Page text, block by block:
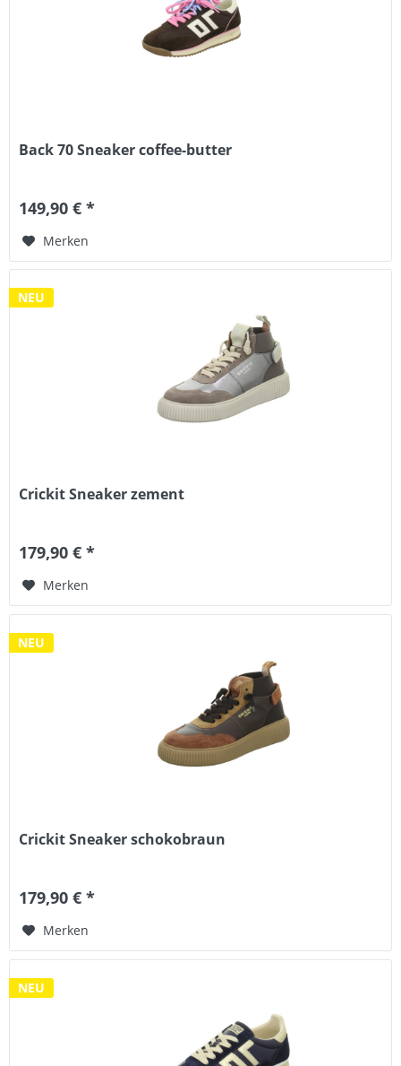
Back 70 Sneaker coffee-butter
149,90 € *
Merken
NEU
Crickit Sneaker zement
179,90 € *
Merken
NEU
Crickit Sneaker schokobraun
179,90 € *
Merken
NEU